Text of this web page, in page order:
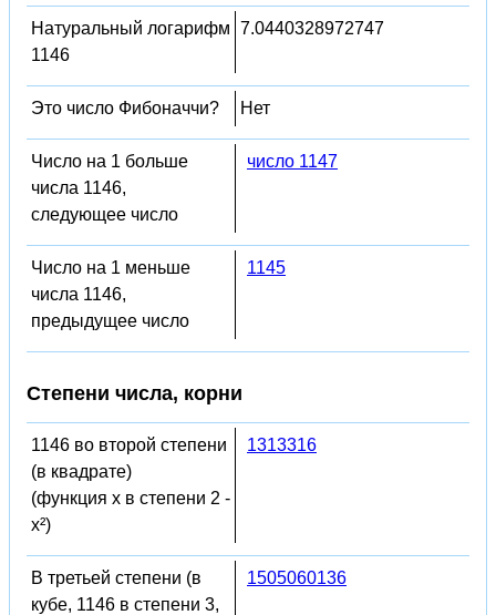
Натуральный логарифм
1146
7.0440328972747
Это число Фибоначчи? Нет
Число на 1 больше
числа 1146,
следующее число
число 1147
Число на 1 меньше
числа 1146,
предыдущее число
1145
Степени числа, корни
1146 во второй степени
(в квадрате)
(функция x в степени 2 -
x²)
1313316
В третьей степени (в
кубе, 1146 в степени 3,
1505060136